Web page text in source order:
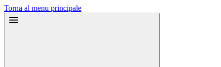
Torna al menu principale